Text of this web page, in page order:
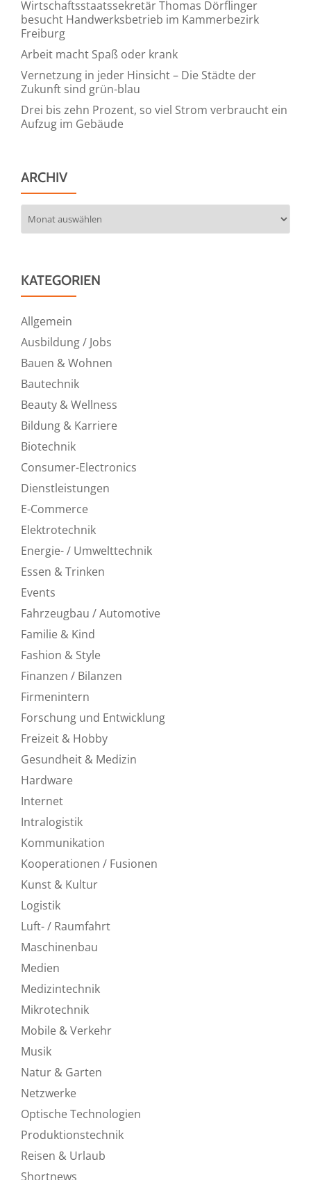
Wirtschaftsstaatssekretär Thomas Dörflinger
besucht Handwerksbetrieb im Kammerbezirk
Freiburg
Arbeit macht Spaß oder krank
Vernetzung in jeder Hinsicht – Die Städte der
Zukunft sind grün-blau
Drei bis zehn Prozent, so viel Strom verbraucht ein
Aufzug im Gebäude
ARCHIV
KATEGORIEN
Allgemein
Ausbildung / Jobs
Bauen & Wohnen
Bautechnik
Beauty & Wellness
Bildung & Karriere
Biotechnik
Consumer-Electronics
Dienstleistungen
E-Commerce
Elektrotechnik
Energie- / Umwelttechnik
Essen & Trinken
Events
Fahrzeugbau / Automotive
Familie & Kind
Fashion & Style
Finanzen / Bilanzen
Firmenintern
Forschung und Entwicklung
Freizeit & Hobby
Gesundheit & Medizin
Hardware
Internet
Intralogistik
Kommunikation
Kooperationen / Fusionen
Kunst & Kultur
Logistik
Luft- / Raumfahrt
Maschinenbau
Medien
Medizintechnik
Mikrotechnik
Mobile & Verkehr
Musik
Natur & Garten
Netzwerke
Optische Technologien
Produktionstechnik
Reisen & Urlaub
Shortnews